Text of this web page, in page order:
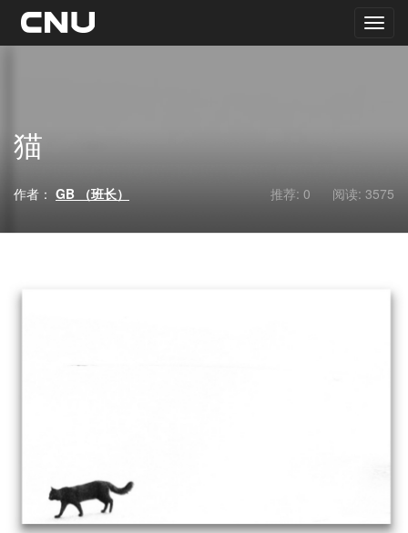
猫
作者： GB （班长） 推荐: 0 阅读: 3575